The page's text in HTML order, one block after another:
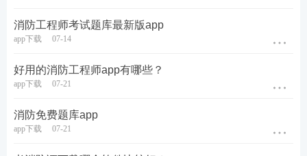
一级消防工程师考前半个月，233网校APP组织大规模
消防工程师考试题库最新版app
app下载 07-14
好用的消防工程师app有哪些？
app下载 07-21
消防免费题库app
app下载 07-21